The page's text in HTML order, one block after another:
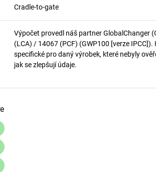
Cradle-to-gate
Výpočet provedl náš partner GlobalChanger
(LCA) / 14067 (PCF) (GWP100 [verze
specifické pro daný výrobek, které nebyly
jak se zlepšují údaje.